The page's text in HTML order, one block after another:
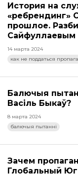
История на
«ребрендинг»
прошлое.
Сайфуллаевым
14 марта 2024
как не поддаться
Балючыя
Васіль Быкаў?
8 марта 2024
балючыя пытанні
Зачем
Глобальный Юг